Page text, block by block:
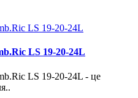
LS 19-20-24L
LS 19-20-24L - це